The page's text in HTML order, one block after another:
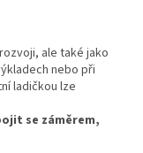
ale také jako
nebo při
ladičkou lze
se záměrem,